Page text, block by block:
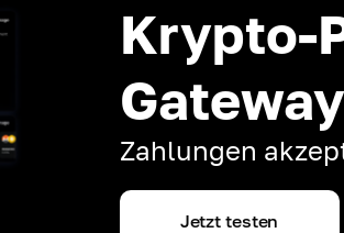
Krypto-
Gateway
Zahlungen
Jetzt testen